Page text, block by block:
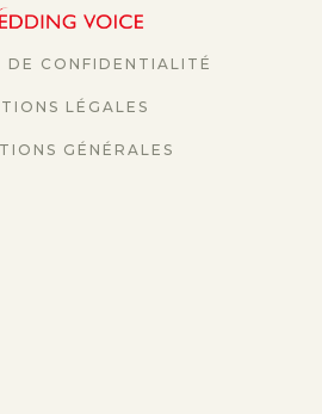
DE CONFIDENTIALITÉ
LÉGALES
GÉNÉRALES